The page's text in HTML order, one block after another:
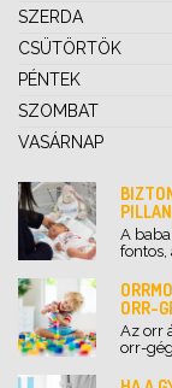
SZERDA
CSÜTÖRTÖK
PÉNTEK
SZOMBAT
VASÁRNAP
A
fontos,
ORR-
Az orr
orr-